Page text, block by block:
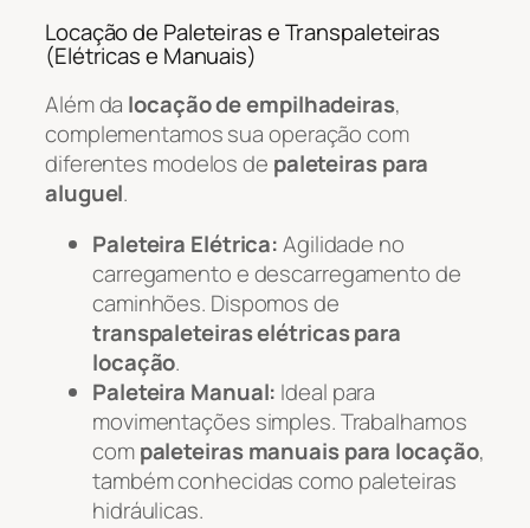
Locação de Paleteiras e Transpaleteiras
(Elétricas e Manuais)
Além da locação de empilhadeiras,
complementamos sua operação com
diferentes modelos de paleteiras para
aluguel.
Paleteira Elétrica:Agilidade no
carregamento e descarregamento de
caminhões. Dispomos de
transpaleteiras elétricas para
locação.
Paleteira Manual: Ideal para
movimentações simples. Trabalhamos
compaleteiras manuais para locação,
também conhecidas como paleteiras
hidráulicas.